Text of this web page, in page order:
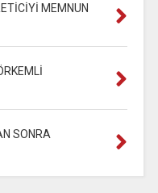
MEMNUN
SONRA